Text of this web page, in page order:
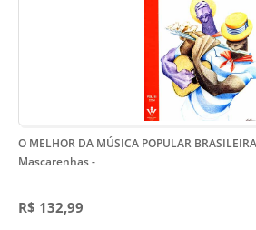
O MELHOR DA MÚSICA POPULAR
Mascarenhas-
R$ 132,99